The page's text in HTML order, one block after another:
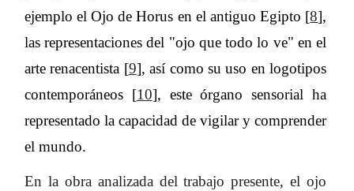
ejemplo el Ojo de Horus en el antiguo Egipto [8],
las representaciones del "ojo que todo lo ve" en el
arte renacentista [9], así como su uso en logotipos
contemporáneos [10], este órgano sensorial ha
representado la capacidad de vigilar y comprender
el mundo.
En la obra analizada del trabajo presente, el ojo